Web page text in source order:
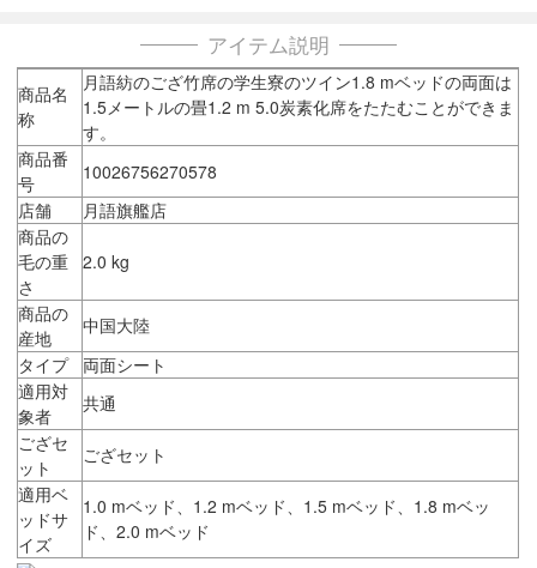
アイテム説明
商品名
称
月語紡のござ竹席の学生寮のツイン1.8 mベッドの両面は
1.5メートルの畳1.2 m 5.0炭素化席をたたむことができま
す。
商品番
号
10026756270578
店舗
月語旗艦店
商品の
毛の重
さ
2.0 kg
商品の
産地
中国大陸
タイプ
両面シート
適用対
象者
共通
ござセ
ット
ござセット
適用ベ
ッドサ
イズ
1.0 mベッド、1.2 mベッド、1.5 mベッド、1.8 mベッ
ド、2.0 mベッド